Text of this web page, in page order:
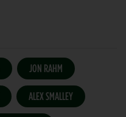
JON RAHM
ALEX SMALLEY